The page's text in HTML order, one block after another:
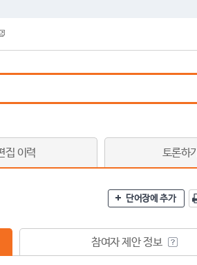
집 이력 토론하기
단어장에 추가
참여자 제안 정보